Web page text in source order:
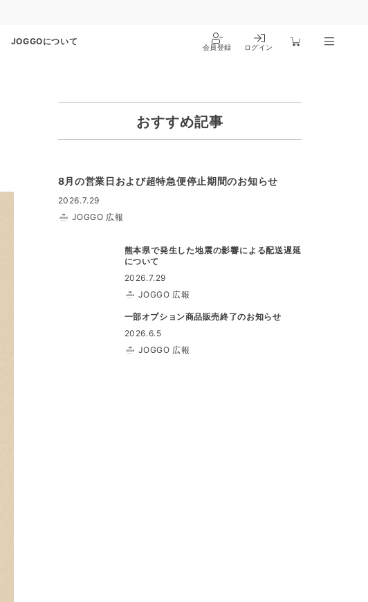
JOGGOについて
会員登録 ログイン
おすすめ記事
8月の営業日および超特急便停止期間のお知らせ
2026.7.29
JOGGO 広報
熊本県で発生した地震の影響による配送遅延
について
2026.7.29
JOGGO 広報
一部オプション商品販売終了のお知らせ
2026.6.5
JOGGO 広報